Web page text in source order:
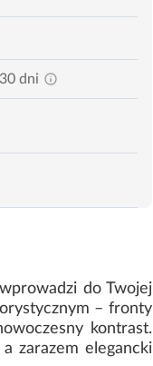
dni
do Twojej
– fronty
kontrast.
zarazem elegancki